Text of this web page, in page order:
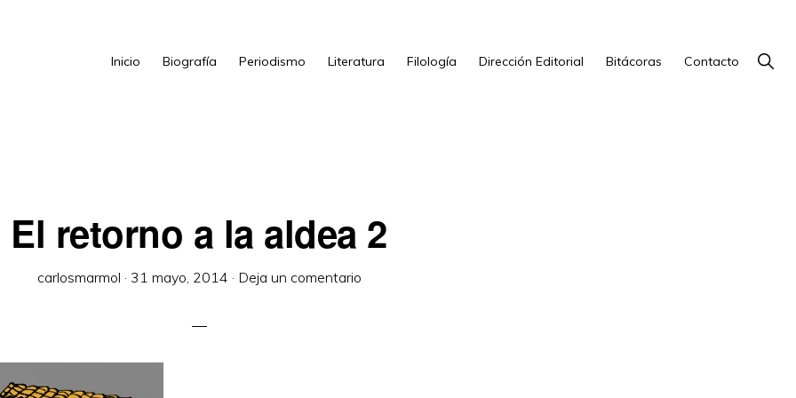
Inicio Biografía Periodismo Literatura Filología Dirección Editorial Bitácoras Contacto Show
El retorno a la aldea 2
carlosmarmol · 31 mayo, 2014 · Deja un comentario